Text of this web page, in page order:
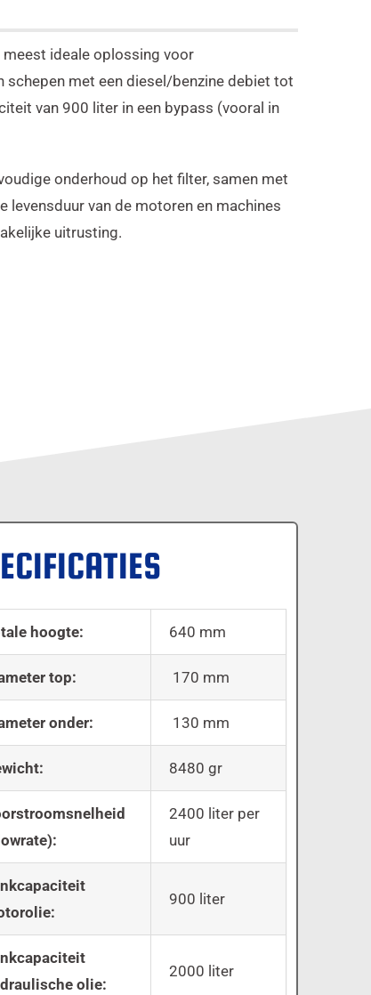
meest ideale oplossing voor
schepen met een diesel/benzine debiet tot
van 900 liter in een bypass (vooral in
onderhoud op het filter, samen met
levensduur van de motoren en machines
uitrusting.
hoogte: 640 mm
top: 170 mm
onder: 130 mm
8480 gr
2400 liter per
uur
900 liter
olie:
2000 liter